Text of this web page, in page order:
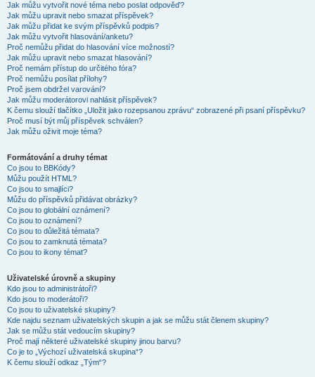
Jak můžu vytvořit nové téma nebo poslat odpověď?
Jak můžu upravit nebo smazat příspěvek?
Jak můžu přidat ke svým příspěvků podpis?
Jak můžu vytvořit hlasování/anketu?
Proč nemůžu přidat do hlasování více možností?
Jak můžu upravit nebo smazat hlasování?
Proč nemám přístup do určitého fóra?
Proč nemůžu posílat přílohy?
Proč jsem obdržel varování?
Jak můžu moderátorovi nahlásit příspěvek?
K čemu slouží tlačítko „Uložit jako rozepsanou zprávu“ zobrazené při psaní příspěvku?
Proč musí být můj příspěvek schválen?
Jak můžu oživit moje téma?
Formátování a druhy témat
Co jsou to BBKódy?
Můžu použít HTML?
Co jsou to smajlíci?
Můžu do příspěvků přidávat obrázky?
Co jsou to globální oznámení?
Co jsou to oznámení?
Co jsou to důležitá témata?
Co jsou to zamknutá témata?
Co jsou to ikony témat?
Uživatelské úrovně a skupiny
Kdo jsou to administrátoři?
Kdo jsou to moderátoři?
Co jsou to uživatelské skupiny?
Kde najdu seznam uživatelských skupin a jak se můžu stát členem skupiny?
Jak se můžu stát vedoucím skupiny?
Proč mají některé uživatelské skupiny jinou barvu?
Co je to „Výchozí uživatelská skupina“?
K čemu slouží odkaz „Tým“?